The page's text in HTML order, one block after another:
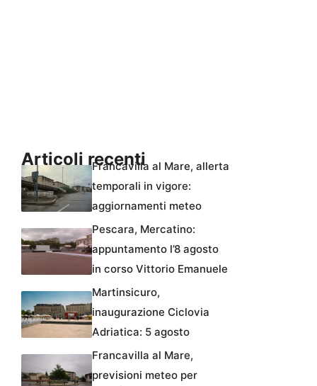
Articoli recentiFrancavilla al Mare, allerta
temporali in vigore:
aggiornamenti meteo
Pescara, Mercatino:
appuntamento l’8 agosto
in corso Vittorio Emanuele
Martinsicuro,
inaugurazione Ciclovia
Adriatica: 5 agosto
Francavilla al Mare,
previsioni meteo per